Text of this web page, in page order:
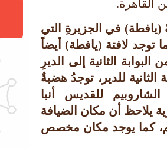
(يافطة) في الجزيرةِ التي
توجد لافتة (يافطة) أيضاً
الثانية إلى الديرِ
الثانية للدير، توجدُ هضبةٌ
للقديس أنبا
يلاحظ أن مكان الضيافة
كما يوجد مكان مخصص